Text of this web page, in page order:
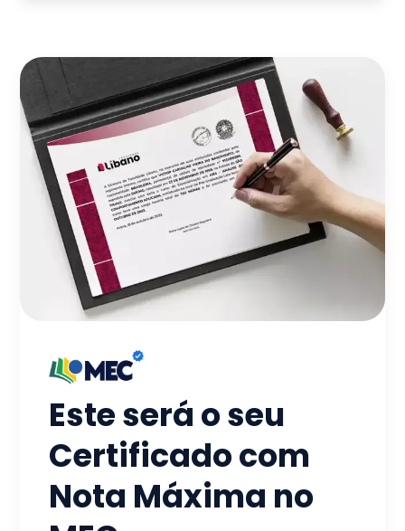
Este será o seu
Certificado com
Nota Máxima no